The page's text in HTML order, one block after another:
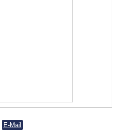
E-Mail